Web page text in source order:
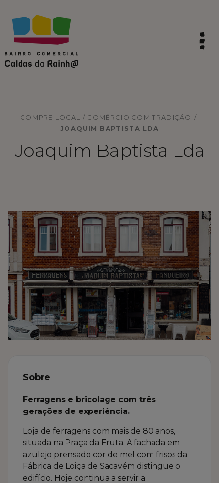
COMPRE LOCAL / COMÉRCIO COM TRADIÇÃO /
JOAQUIM BAPTISTA LDA
Joaquim Baptista Lda
Sobre
Ferragens e bricolage com três
gerações de experiência.
Loja de ferragens com mais de 80 anos,
situada na Praça da Fruta. A fachada em
azulejo prensado cor de mel com frisos da
Fábrica de Loiça de Sacavém distingue o
edifício. Hoje continua a servir a